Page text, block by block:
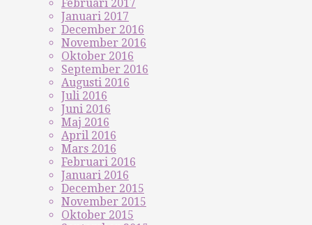
Februari 2017
Januari 2017
December 2016
November 2016
Oktober 2016
September 2016
Augusti 2016
Juli 2016
Juni 2016
Maj 2016
April 2016
Mars 2016
Februari 2016
Januari 2016
December 2015
November 2015
Oktober 2015